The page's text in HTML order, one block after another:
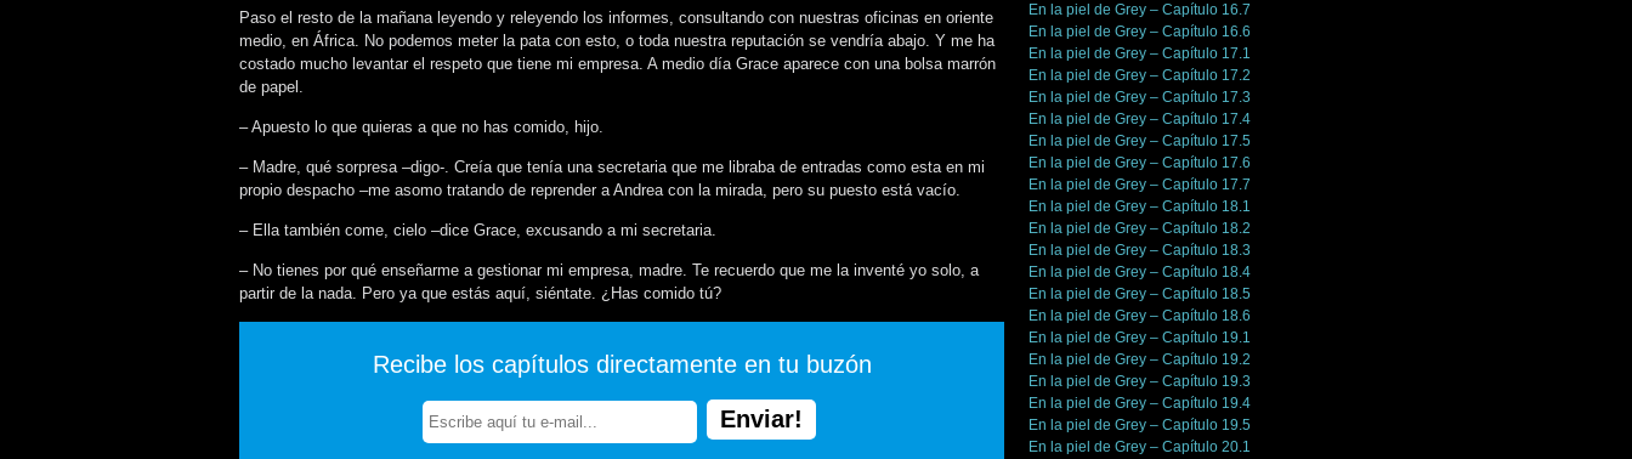
Paso el resto de la mañana leyendo y releyendo los informes, consultando con nuestras oficinas en oriente
medio, en África. No podemos meter la pata con esto, o toda nuestra reputación se vendría abajo. Y me ha
costado mucho levantar el respeto que tiene mi empresa. A medio día Grace aparece con una bolsa marrón
de papel.
– Apuesto lo que quieras a que no has comido, hijo.
– Madre, qué sorpresa –digo-. Creía que tenía una secretaria que me libraba de entradas como esta en mi
propio despacho –me asomo tratando de reprender a Andrea con la mirada, pero su puesto está vacío.
– Ella también come, cielo –dice Grace, excusando a mi secretaria.
– No tienes por qué enseñarme a gestionar mi empresa, madre. Te recuerdo que me la inventé yo solo, a
partir de la nada. Pero ya que estás aquí, siéntate. ¿Has comido tú?
Recibe los capítulos directamente en tu buzón
En la piel de Grey – Capítulo 16.7
En la piel de Grey – Capítulo 16.6
En la piel de Grey – Capítulo 17.1
En la piel de Grey – Capítulo 17.2
En la piel de Grey – Capítulo 17.3
En la piel de Grey – Capítulo 17.4
En la piel de Grey – Capítulo 17.5
En la piel de Grey – Capítulo 17.6
En la piel de Grey – Capítulo 17.7
En la piel de Grey – Capítulo 18.1
En la piel de Grey – Capítulo 18.2
En la piel de Grey – Capítulo 18.3
En la piel de Grey – Capítulo 18.4
En la piel de Grey – Capítulo 18.5
En la piel de Grey – Capítulo 18.6
En la piel de Grey – Capítulo 19.1
En la piel de Grey – Capítulo 19.2
En la piel de Grey – Capítulo 19.3
En la piel de Grey – Capítulo 19.4
En la piel de Grey – Capítulo 19.5
En la piel de Grey – Capítulo 20.1